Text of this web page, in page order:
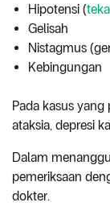
Hipotensi (
Gelisah
Nistagmus
Kebingungan
Pada kasus
ataksia, depresi
Dalam
pemeriksaan
dokter.